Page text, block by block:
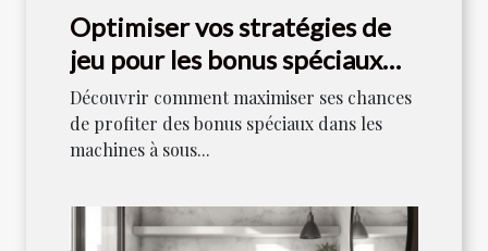
Optimiser vos stratégies de
jeu pour les bonus spéciaux
dans les machines à sous
Découvrir comment maximiser ses chances
de profiter des bonus spéciaux dans les
machines à sous...